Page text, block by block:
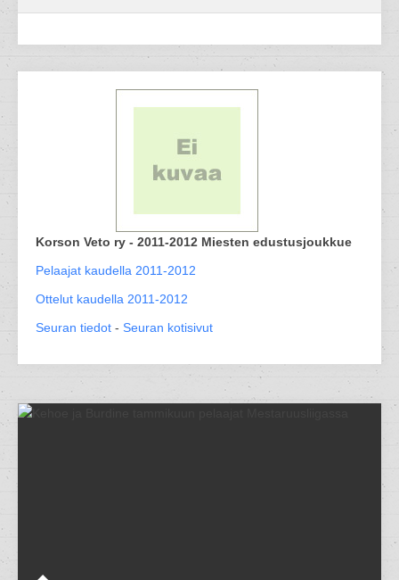
Korson Veto ry - 2011-2012 Miesten edustusjoukkue
Pelaajat kaudella 2011-2012
Ottelut kaudella 2011-2012
Seuran tiedot - Seuran kotisivut